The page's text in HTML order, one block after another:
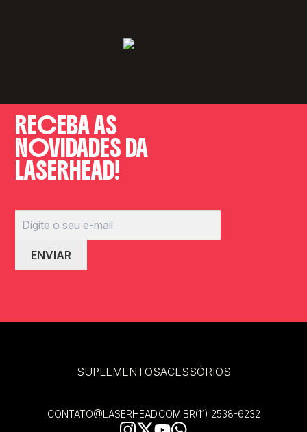
RECEBA AS
NOVIDADES DA
LASERHEAD!
SUPLEMENTOSACESSÓRIOS
CONTATO@LASERHEAD.COM.BR(11) 2538-6232